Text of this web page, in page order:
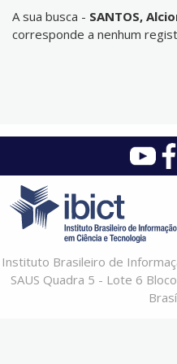
A sua busca - SANTOS,
corresponde a nenhum
Instituto Brasileiro de
SAUS Quadra 5 - Lote 6